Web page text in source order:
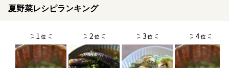
夏野菜レシピランキング